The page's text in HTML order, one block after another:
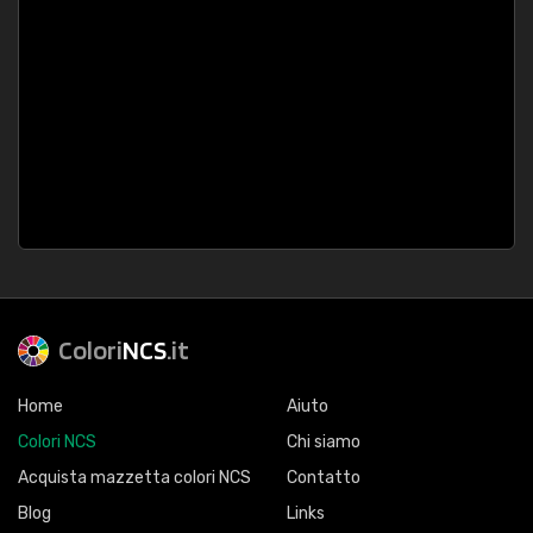
ColoriNCS.it
Home
Colori NCS
Acquista mazzetta colori NCS
Blog
Aiuto
Chi siamo
Contatto
Links